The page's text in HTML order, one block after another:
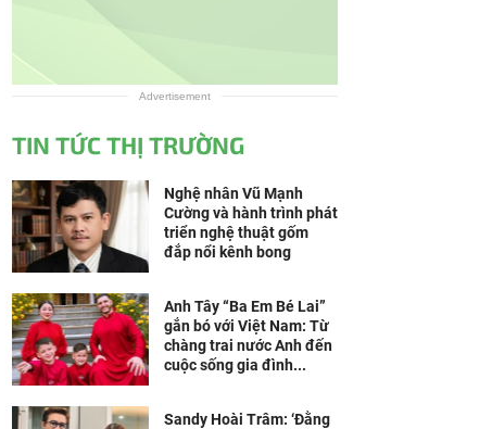
Advertisement
TIN TỨC THỊ TRƯỜNG
Nghệ nhân Vũ Mạnh
Cường và hành trình phát
triển nghệ thuật gốm
đắp nổi kênh bong
Anh Tây “Ba Em Bé Lai”
gắn bó với Việt Nam: Từ
chàng trai nước Anh đến
cuộc sống gia đình...
Sandy Hoài Trâm: ‘Đằng